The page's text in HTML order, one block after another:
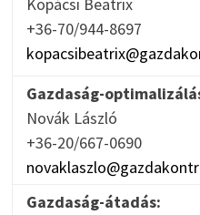
Kopácsi Beatrix
+36-70/944-8697
Gazdaság-
Novák László
+36-20/667-0690
Gazdaság-átadás: